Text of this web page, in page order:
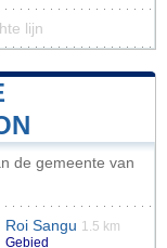
lijn
de gemeente van
Roi Sangu 1.5 km
Gebied